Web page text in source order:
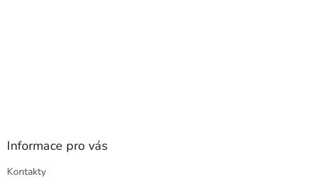
Informace pro vás
Kontakty